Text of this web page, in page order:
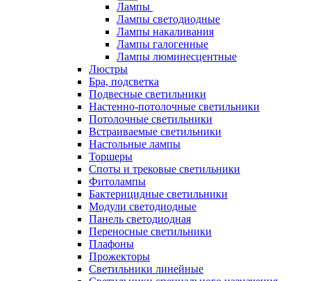
Лампы
Лампы светодиодные
Лампы накаливания
Лампы галогенные
Лампы люминесцентные
Люстры
Бра, подсветка
Подвесные светильники
Настенно-потолочные светильники
Потолочные светильники
Встраиваемые светильники
Настольные лампы
Торшеры
Споты и трековые светильники
Фитолампы
Бактерицидные светильники
Модули светодиодные
Панель светодиодная
Переносные светильники
Плафоны
Прожекторы
Светильники линейные